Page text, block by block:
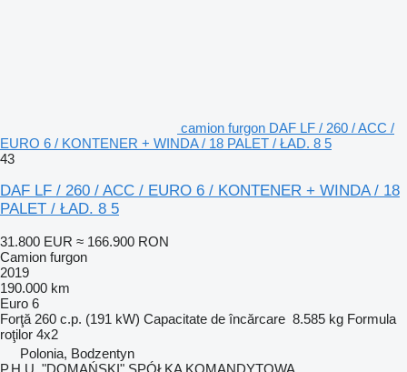
camion furgon DAF LF / 260 / ACC /
EURO 6 / KONTENER + WINDA / 18 PALET / ŁAD. 8 5
43
DAF LF / 260 / ACC / EURO 6 / KONTENER + WINDA / 18
PALET / ŁAD. 8 5
31.800 EUR ≈ 166.900 RON
Camion furgon
2019
190.000 km
Euro 6
Forţă 260 c.p. (191 kW) Capacitate de încărcare 8.585 kg Formula
roţilor 4x2
Polonia, Bodzentyn
P.H.U. "DOMAŃSKI" SPÓŁKA KOMANDYTOWA